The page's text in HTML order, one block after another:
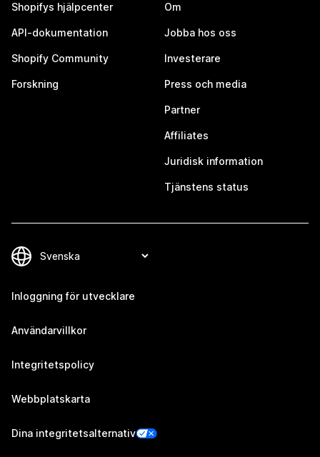
Shopifys hjälpcenter
API-dokumentation
Shopify Community
Forskning
Om
Jobba hos oss
Investerare
Press och media
Partner
Affiliates
Juridisk information
Tjänstens status
Inloggning för utvecklare
Användarvillkor
Integritetspolicy
Webbplatskarta
Dina integritetsalternativ